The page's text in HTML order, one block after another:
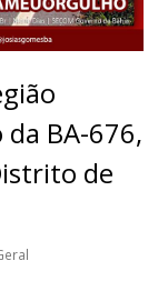
BA-676,
de